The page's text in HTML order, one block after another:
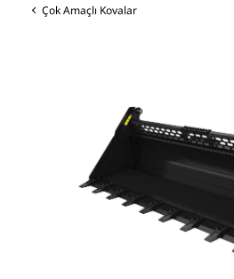
Çok Amaçlı Kovalar